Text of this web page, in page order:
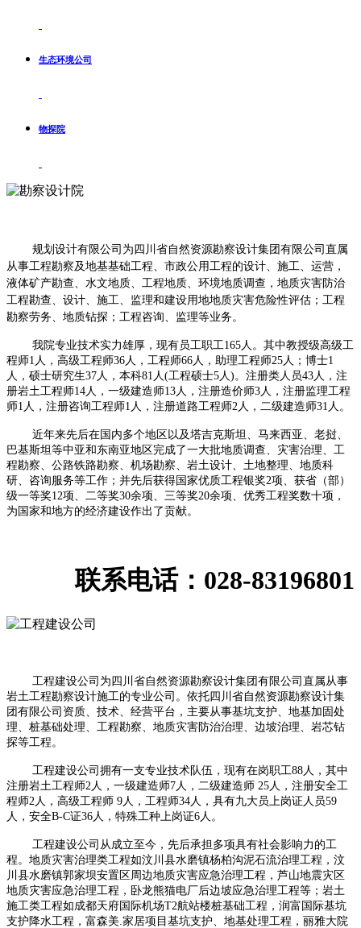
生态环境公司
物探院
规划设计有限公司为四川省自然资源勘察设计集团有限公司直属
从事工程勘察及地基基础工程、市政公用工程的设计、施工、运营，
液体矿产勘查、水文地质、工程地质、环境地质调查，地质灾害防治
工程勘查、设计、施工、监理和建设⽤地地质灾害危险性评估；工程
勘察劳务、地质钻探；工程咨询、监理等业务。
我院专业技术实力雄厚，现有员工职工165 人。其中教授级高级工
程师1 人，高级工程师36 人，工程师66 人，助理工程师25 人；博士1
人，硕士研究生37 人，本科81 人 (工程硕士5 人 ) 。注册类人员43 人，注
册岩土工程师14 人，一级建造师13 人，注册造价师3 人，注册监理工程
师1 人，注册咨询工程师1 人，注册道路工程师2 人，二级建造师31 人。
近年来先后在国内多个地区以及塔吉克斯坦、马来西亚、老挝、
巴基斯坦等中亚和东南亚地区完成了一大批地质调查、灾害治理、工
程勘察、公路铁路勘察、机场勘察、岩土设计、土地整理、地质科
研、咨询服务等工作；并先后获得国家优质工程银奖2项、获省（部）
级一等奖12项、二等奖30余项、三等奖20余项、优秀工程奖数十项，
为国家和地方的经济建设作出了贡献。
联系电话：028-83196801
工程建设公司为四川省自然资源勘察设计集团有限公司直属从事
岩土工程勘察设计施工的专业公司。依托四川省自然资源勘察设计集
团有限公司资质、技术、经营平台，主要从事基坑支护、地基加固处
理、桩基础处理、工程勘察、地质灾害防治治理、边坡治理、岩芯钻
探等工程。
工程建设公司拥有一支专业技术队伍，现有在岗职工88 人，其中
注册岩土工程师2 人，一级建造师7 人，二级建造师 25 人，注册安全工
程师2 人，高级工程师 9 人，工程师34 人，具有九大员上岗证人员59
人，安全B-C证36 人，特殊工种上岗证6 人。
工程建设公司从成立至今，先后承担多项具有社会影响力的工
程。地质灾害治理类工程如汶川县水磨镇杨柏沟泥石流治理工程，汶
川县水磨镇郭家坝安置区周边地质灾害应急治理工程，芦山地震灾区
地质灾害应急治理工程，卧龙熊猫电厂后边坡应急治理工程等；岩土
施工类工程如成都天府国际机场T2航站楼桩基础工程，润富国际基坑
支护降水工程，富森美 家居项目基坑支护、地基处理工程，丽雅大院